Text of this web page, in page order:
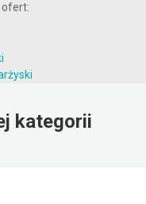
ofert:
kategorii